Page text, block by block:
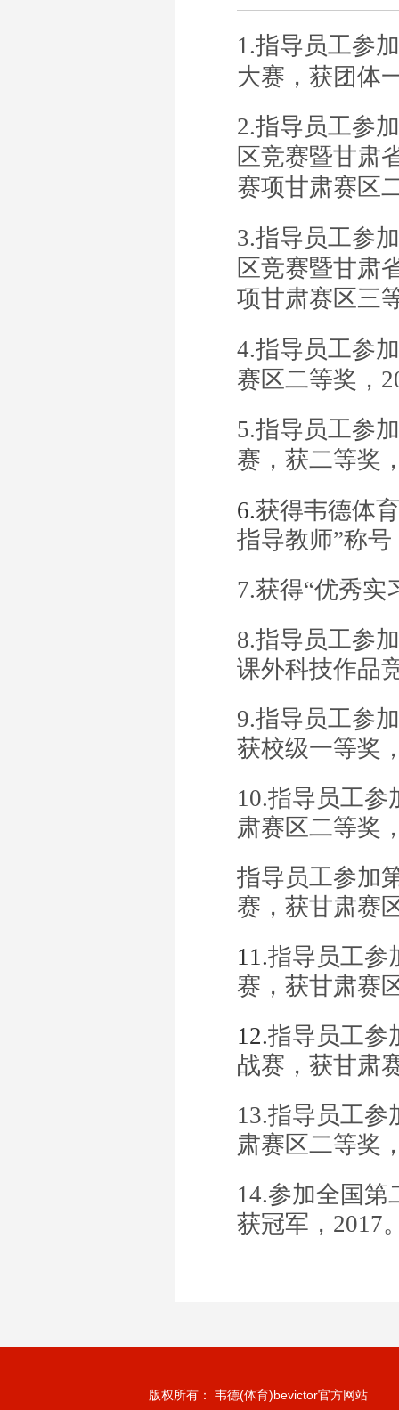
1.指导员工参
大赛，获团体
2.指导员工参
区竞赛暨甘肃
赛项甘肃赛区
3.指导员工参
区竞赛暨甘肃
项甘肃赛区三
4.指导员工参
赛区二等奖，
5.指导员工参
赛，获二等奖
6.获得韦德体
指导教师”称号
7.获得“优秀实
8.指导员工参
课外科技作品
9.指导员工参
获校级一等奖
10.指导员工参
肃赛区二等奖
指导员工参加
赛，获甘肃赛
11.指导员工参
赛，获甘肃赛
12.指导员工参
战赛，获甘肃
13.指导员工参
肃赛区二等奖
14.参加全国第
获冠军，2017
版权所有： 韦德(体育)bevictor官方网站